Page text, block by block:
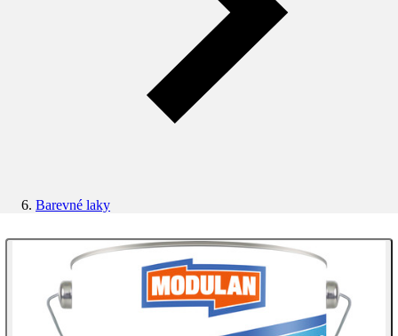
Barevné laky